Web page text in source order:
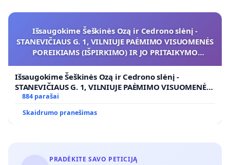
Išsaugokime Šeškinės Ozą ir Cedrono slėnį -
STANEVIČIAUS G. 1, VILNIUJE PAĖMIMO VISUOMENĖS
POREIKIAMS (IŠPIRKIMO) IR JO PRITAIKYMO
Išsaugokime Šeškinės Ozą ir Cedrono slėnį -
STANEVIČIAUS G. 1, VILNIUJE PAĖMIMO VISUOMENĖS
POREIKIAMS (IŠPIRKIMO) IR JO PRITAIKYMO VIEŠAJAI
ŽELDYNŲ FUNKCIJAI
884 parašai
Skaidrumo pranešimas
PRADĖKITE SAVO PETICIJĄ